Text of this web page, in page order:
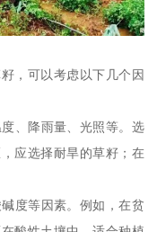
，可以考虑以下几个因
、降雨量、光照等。选
应选择耐旱的草籽；在
度等因素。例如，在贫